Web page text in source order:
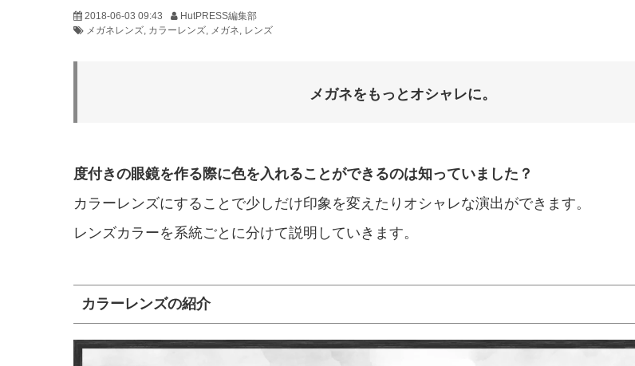
2018-06-03 09:43
HutPRESS編集部
メガネレンズ カラーレンズ メガネ レンズ
メガネをもっとオシャレに。
度付きの眼鏡を作る際に色を入れることができるのは知っていました？
カラーレンズにすることで少しだけ印象を変えたりオシャレな演出ができます。
レンズカラーを系統ごとに分けて説明していきます。
カラーレンズの紹介